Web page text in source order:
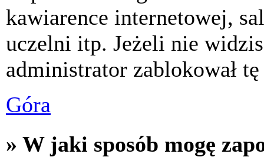
kawiarence internetowej,
uczelni itp. Jeżeli nie
administrator zablokował
Góra
» W jaki sposób mogę